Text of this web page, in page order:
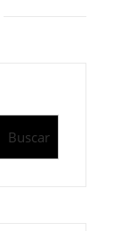
Buscar